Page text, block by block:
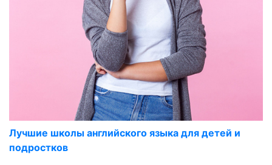
Лучшие школы английского языка для детей и
подростков